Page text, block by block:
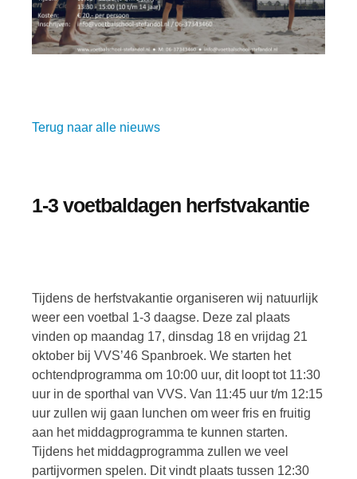
Terug naar alle nieuws
1-3 voetbaldagen herfstvakantie
Tijdens de herfstvakantie organiseren wij natuurlijk
weer een voetbal 1-3 daagse. Deze zal plaats
vinden op maandag 17, dinsdag 18 en vrijdag 21
oktober bij VVS’46 Spanbroek. We starten het
ochtendprogramma om 10:00 uur, dit loopt tot 11:30
uur in de sporthal van VVS. Van 11:45 uur t/m 12:15
uur zullen wij gaan lunchen om weer fris en fruitig
aan het middagprogramma te kunnen starten.
Tijdens het middagprogramma zullen we veel
partijvormen spelen. Dit vindt plaats tussen 12:30